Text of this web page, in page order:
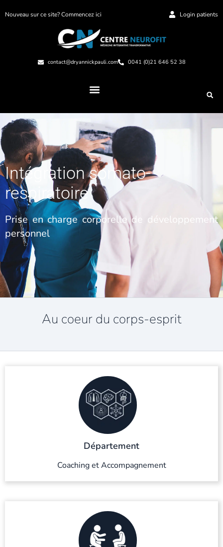
Nouveau sur ce site? Commencez ici Login patients
contact@dryannickpauli.com 0041 (0)21 646 52 38
Intégration somato-
respiratoire
Prise en charge corporelle de développement
personnel
Au coeur du corps-esprit
Département
Coaching et Accompagnement